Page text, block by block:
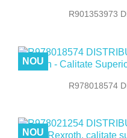
R901353973
R978018574
NOU
NOU